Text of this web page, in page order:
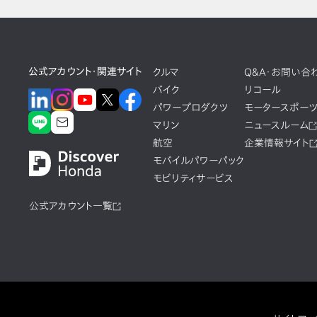
公式アカウント・関連サイト
公式アカウント一覧
クルマ
バイク
パワープロダクツ
マリン
航空
モバイルパワーパック
モビリティサービス
Q&A・お問い合
リコール
モータースポーツ
ニュースルーム
企業情報サイト